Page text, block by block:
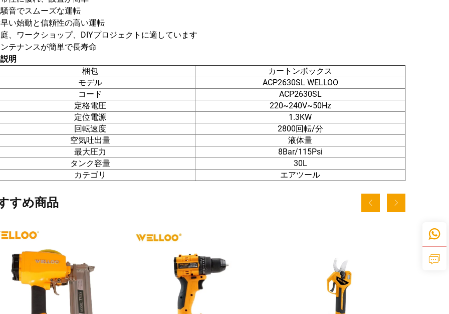
音でスムーズな運転
い始動と信頼性の高い運転
、ワークショップ、DIYプロジェクトに適しています
テナンスが簡単で長寿命
明
梱包
カートンボックス
モデル
ACP2630SL WELLOO
コード
ACP2630SL
定格電圧
220~240V~50Hz
定位電源
1.3KW
回転速度
2800回転/分
空気吐出量
液体量
最大圧力
8Bar/115Psi
タンク容量
30L
カテゴリ
エアツール
すめ商品